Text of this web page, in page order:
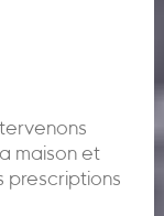
maison et
prescriptions